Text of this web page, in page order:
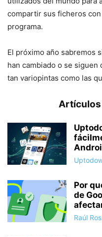
compartir sus ficheros
programa.
El próximo año sabremos
han cambiado o se
tan variopintas como las
Artículos
Por
de
Raúl